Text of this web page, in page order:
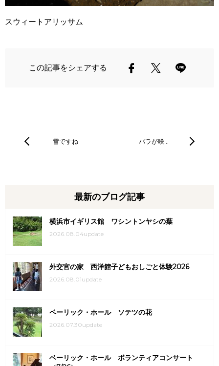
スウィートアリッサム
この記事をシェアする
雪ですね バラが咲…
最新のブログ記事
横浜市イギリス館 ワシントンヤシの葉
2026.08.04update
外交官の家 西洋館子どもおしごと体験2026
2026.08.01update
ベーリック・ホール ソテツの花
2026.07.30update
ベーリック・ホール ボランティアコンサート